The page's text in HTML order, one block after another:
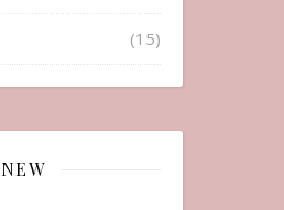
(15)
NEW